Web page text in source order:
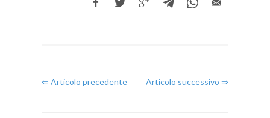
⇐ Articolo precedente Articolo successivo ⇒